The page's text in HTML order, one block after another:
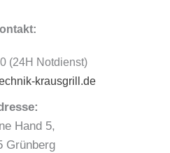
(24H Notdienst)
krausgrill.de
Hand 5,
Grünberg